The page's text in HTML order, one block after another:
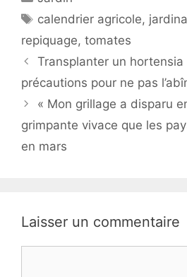
Étiquettes
calendrier agricole,
repiquage, tomates
Transplanter un
précautions pour ne pas
« Mon grillage a disparu
grimpante vivace que les
en mars
Laisser un commentaire